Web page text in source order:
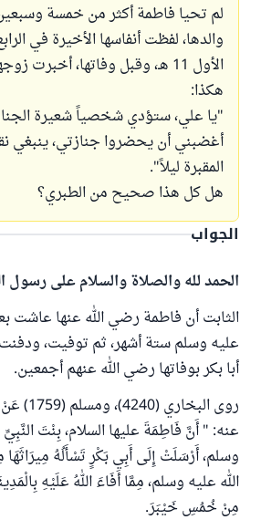
لم تحيا فاطمة أكثر من خمسة
والدها، لفظت أنفاسها الأخيرة في
الأول 11 هـ، وقبل وفاتها، أخبرت
هكذا:
"يا علي، ستؤدي شخصياً شعيرة
أغضبني أن يحضروا جنازتي، ينبغي
المقبرة ليلاً".
هل كل هذا صحيح من الطبري؟
الجواب
الحمد لله والصلاة والسلام على رسول
الثابت أن فاطمة رضي الله عنها عاشت
عليه وسلم ستة أشهر، ثم توفيت، ودفنت
أبا بكر بوفاتها رضي الله عنهم أجمعين.
روى
عنه: " أَنَّ فَاطِمَةَ عليها السلام، بِنْتَ
وسلم، أَرْسَلَتْ إِلَى أَبِي بَكْرٍ تَسْأَلُهُ
الله عليه وسلم، مِمَّا أَفَاءَ اللهُ عَلَيْهِ
مِنْ خُمُسِ خَيْبَرَ.